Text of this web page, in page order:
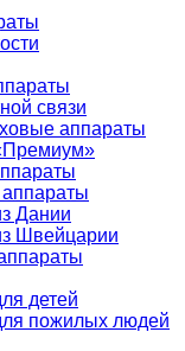
связи
аппараты
Дании
Швейцарии
детей
пожилых людей